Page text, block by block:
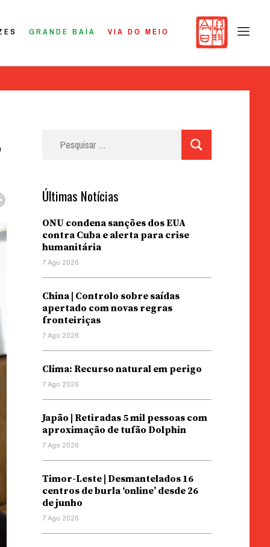
GRANDE BAÍA VIA DO MEIO
Últimas Notícias
ONU condena sanções dos EUA
contra Cuba e alerta para crise
humanitária
7 Ago 2026
China | Controlo sobre saídas
apertado com novas regras
fronteiriças
7 Ago 2026
Clima: Recurso natural em perigo
7 Ago 2026
Japão | Retiradas 5 mil pessoas com
aproximação de tufão Dolphin
7 Ago 2026
Timor-Leste | Desmantelados 16
centros de burla ‘online’ desde 26
de junho
7 Ago 2026